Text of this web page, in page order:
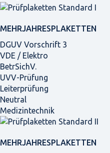
MEHRJAHRES­PLAKETTEN
DGUV Vorschrift 3
VDE / Elektro
BetrSichV.
UVV-Prüfung
Leiterprüfung
Neutral
Medizintechnik
MEHRJAHRES­PLAKETTEN